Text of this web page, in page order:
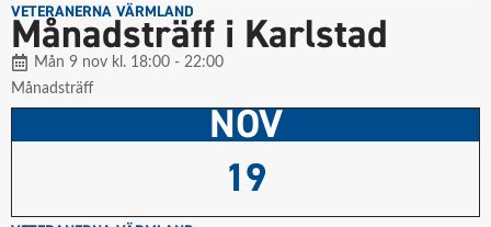
VETERANERNA VÄRMLAND
Månadsträff i Karlstad
Mån 9 nov kl. 18:00 - 22:00
Månadsträff
NOV
19